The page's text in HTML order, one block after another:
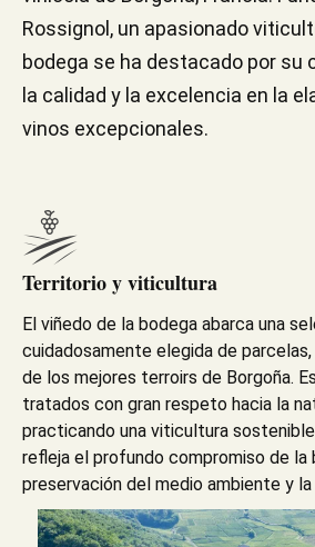
Rossignol, un apasionado
bodega se ha destacado por su
la calidad y la excelencia en la
vinos excepcionales.
Territorio y viticultura
El viñedo de la bodega abarca una
cuidadosamente elegida de
de los mejores terroirs de Borgoña.
tratados con gran respeto hacia la
practicando una viticultura
refleja el profundo compromiso de la
preservación del medio ambiente y la